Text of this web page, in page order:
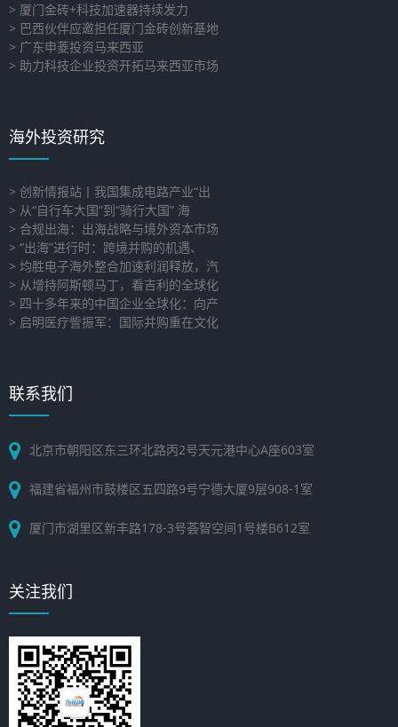
> 厦门金砖+科技加速器持续发力
> 巴西伙伴应邀担任厦门金砖创新基地
> 广东申菱投资马来西亚
> 助力科技企业投资开拓马来西亚市场
海外投资研究
> 创新情报站丨我国集成电路产业“出
> 从“自行车大国”到“骑行大国” 海
> 合规出海：出海战略与境外资本市场
> “出海”进行时：跨境并购的机遇、
> 均胜电子海外整合加速利润释放，汽
> 从增持阿斯顿马丁，看吉利的全球化
> 四十多年来的中国企业全球化：向产
> 启明医疗訾振军：国际并购重在文化
联系我们
北京市朝阳区东三环北路丙2号天元港中心A座603室
福建省福州市鼓楼区五四路9号宁德大厦9层908-1室
厦门市湖里区新丰路178-3号荟智空间1号楼B612室
关注我们